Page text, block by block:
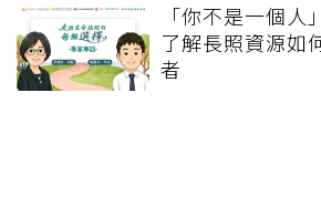
「你不是一個
了解長照資源如
者